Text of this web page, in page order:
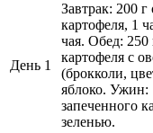
День 1
Завтрак: 200 г
картофеля, 1
чая. Обед: 250
картофеля с
(брокколи,
яблоко. Ужин:
запеченного
зеленью.